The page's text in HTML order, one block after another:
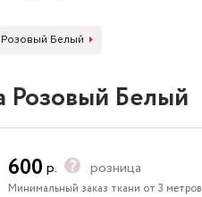
Розовый Белый
Розовый Белый
600 р. розница
Минимальный заказ ткани от 3 метров